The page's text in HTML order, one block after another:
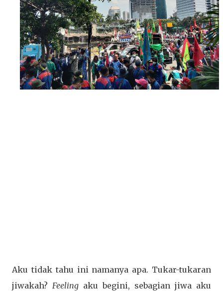
Aku tidak tahu ini namanya apa. Tukar-tukaran
jiwakah? Feeling aku begini, sebagian jiwa aku